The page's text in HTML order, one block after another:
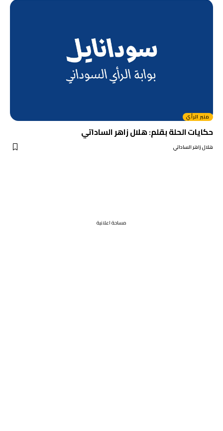
منبر الرأي
حكايات الحلة بقلم: هلال زاهر الساداتي
هلال زاهر الساداتي
مساحة اعلانية